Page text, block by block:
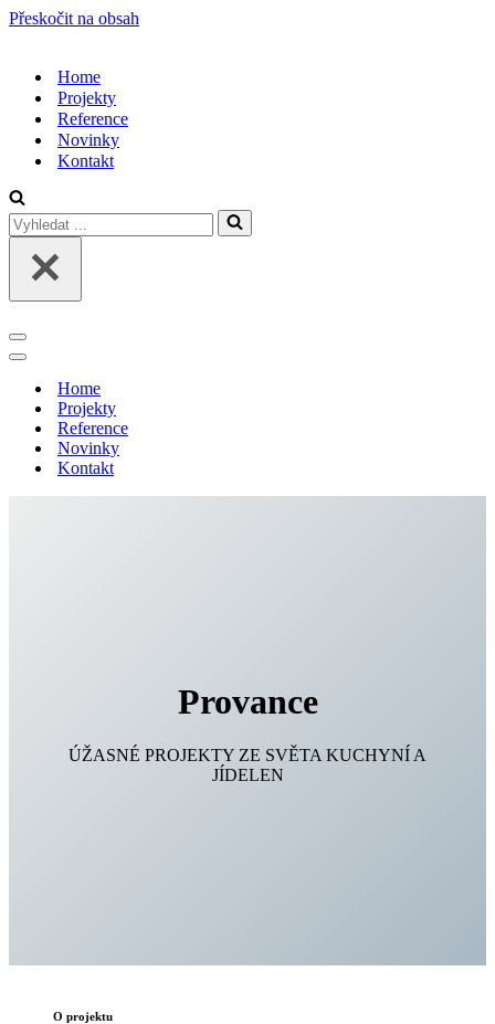
Přeskočit na obsah
Home
Projekty
Reference
Novinky
Kontakt
Vyhledat
...
Navigační
menu
Navigační
Home
Projekty
Reference
Novinky
Kontakt
Provance
ÚŽASNÉ PROJEKTY ZE SVĚTA KUCHYNÍ A
JÍDELEN
O projektu